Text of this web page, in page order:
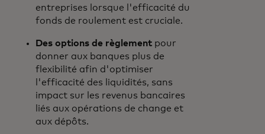
entreprises lorsque l'efficacité du
fonds de roulement est cruciale.
Des options de règlement pour
donner aux banques plus de
flexibilité afin d'optimiser
l'efficacité des liquidités, sans
impact sur les revenus bancaires
liés aux opérations de change et
aux dépôts.